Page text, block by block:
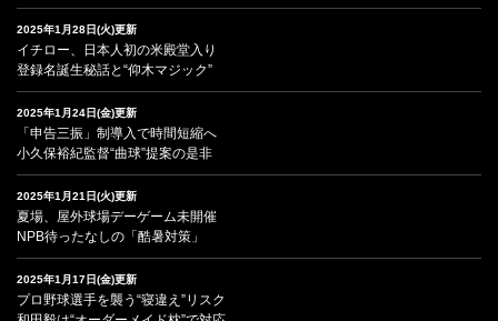
2025年1月28日(火)更新
イチロー、日本人初の米殿堂入り
登録名誕生秘話と“仰木マジック”
2025年1月24日(金)更新
「申告三振」制導入で時間短縮へ
小久保裕紀監督“曲球”提案の是非
2025年1月21日(火)更新
夏場、屋外球場デーゲーム未開催
NPB待ったなしの「酷暑対策」
2025年1月17日(金)更新
プロ野球選手を襲う“寝違え”リスク